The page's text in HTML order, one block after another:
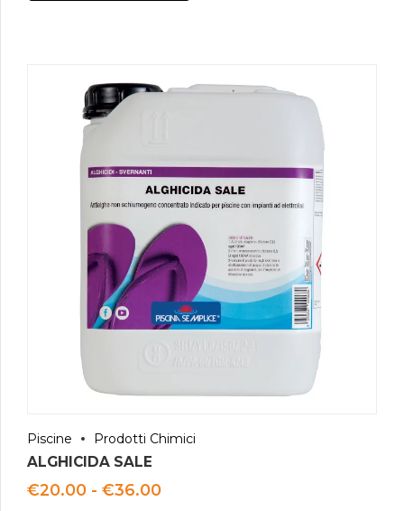
Piscine Prodotti Chimici
ALGHICIDA SALE
€20.00 - €36.00Fascia